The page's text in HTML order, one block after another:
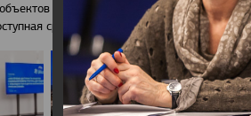
социальной инфраструктуры для
среда"